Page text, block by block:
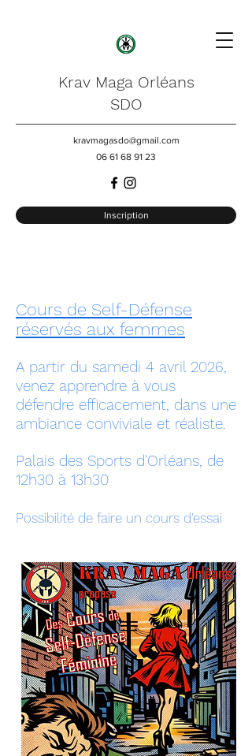
Krav Maga Orléans
SDO
kravmagasdo@gmail.com
06 61 68 91 23
Inscription
Cours de Self-Défense
réservés aux femmes
A partir du samedi 4 avril 2026,
venez apprendre à vous
défendre efficacement, dans une
ambiance conviviale et réaliste.
Palais des Sports d'Orléans, de
12h30 à 13h30
Possibilité de faire un cours d'essai